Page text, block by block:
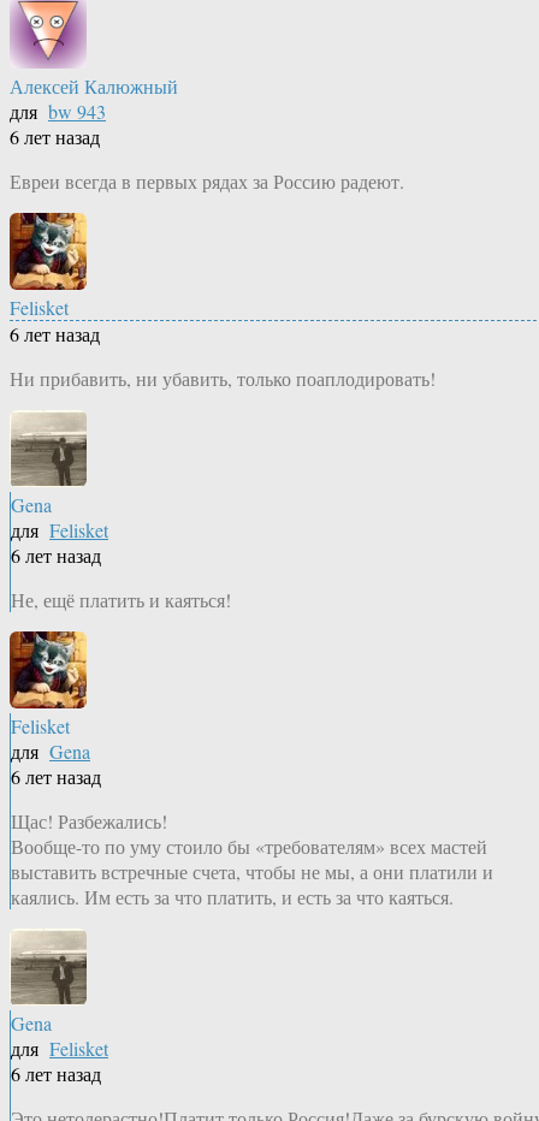
Алексей Калюжный
для bw 943
6 лет назад
Евреи всегда в первых рядах за Россию радеют.
Felisket
6 лет назад
Ни прибавить, ни убавить, только поаплодировать!
Gena
для Felisket
6 лет назад
Не, ещё платить и каяться!
Felisket
для Gena
6 лет назад
Щас! Разбежались!
Вообще-то по уму стоило бы «требователям» всех мастей
выставить встречные счета, чтобы не мы, а они платили и
каялись. Им есть за что платить, и есть за что каяться.
Gena
для Felisket
6 лет назад